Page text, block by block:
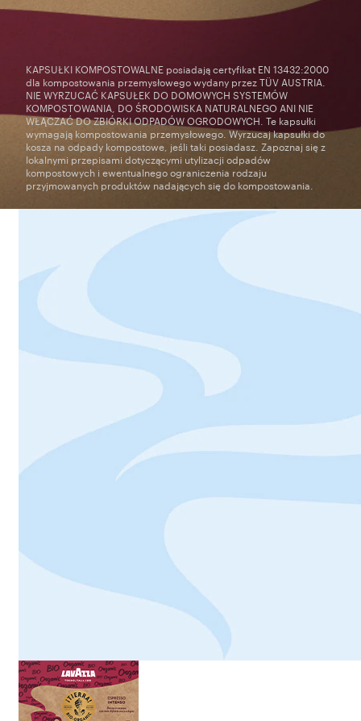
KAPSUŁKI KOMPOSTOWALNE posiadają certyfikat EN 13432:2000
dla kompostowania przemysłowego wydany przez TÜV AUSTRIA.
NIE WYRZUCAĆ KAPSUŁEK DO DOMOWYCH SYSTEMÓW
KOMPOSTOWANIA, DO ŚRODOWISKA NATURALNEGO ANI NIE
WŁĄCZAĆ DO ZBIÓRKI ODPADÓW OGRODOWYCH. Te kapsułki
wymagają kompostowania przemysłowego. Wyrzucaj kapsułki do
kosza na odpady kompostowe, jeśli taki posiadasz. Zapoznaj się z
lokalnymi przepisami dotyczącymi utylizacji odpadów
kompostowych i ewentualnego ograniczenia rodzaju
przyjmowanych produktów nadających się do kompostowania.